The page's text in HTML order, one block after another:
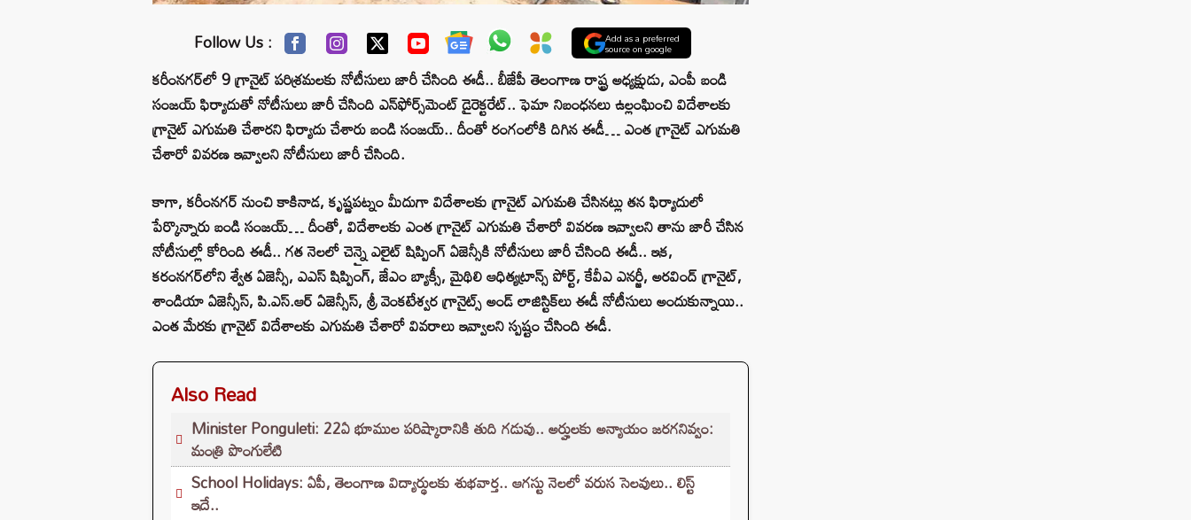
Follow Us : Add as a preferred
source on google
కరీంనగర్‌లో 9 గ్రానైట్‌ పరిశ్రమలకు నోటీసులు జారీ చేసింది ఈడీ.. బీజేపీ తెలంగాణ రాష్ట్ర అధ్యక్షుడు, ఎంపీ బండి
సంజయ్‌ ఫిర్యాదుతో నోటీసులు జారీ చేసింది ఎన్‌ఫోర్స్‌మెంట్‌ డైరెక్టరేట్.. ఫెమా నిబంధనలు ఉల్లంఘించి విదేశాలకు
గ్రానైట్‌ ఎగుమతి చేశారని ఫిర్యాదు చేశారు బండి సంజయ్‌.. దీంతో రంగంలోకి దిగిన ఈడీ… ఎంత గ్రానైట్‌ ఎగుమతి
చేశారో వివరణ ఇవ్వాలని నోటీసులు జారీ చేసింది.
కాగా, కరీంనగర్‌ నుంచి కాకినాడ, కృష్ణపట్నం మీదుగా విదేశాలకు గ్రానైట్‌ ఎగుమతి చేసినట్లు తన ఫిర్యాదులో
పేర్కొన్నారు బండి సంజయ్‌… దీంతో, విదేశాలకు ఎంత గ్రానైట్‌ ఎగుమతి చేశారో వివరణ ఇవ్వాలని తాను జారీ చేసిన
నోటీసుల్లో కోరింది ఈడీ.. గత నెలలో చెన్నై ఎలైట్‌ షిప్పింగ్‌ ఏజెన్సీకి నోటీసులు జారీ చేసింది ఈడీ.. ఇక,
కరంనగర్‌లోని శ్వేత ఏజెన్సీ, ఎఎస్‌ షిప్పింగ్‌, జేఎం బ్యాక్సీ, మైథిలి ఆధిత్యట్రాన్స్‌ పోర్ట్‌, కేవీఎ ఎనర్జీ, అరవింద్‌ గ్రానైట్‌,
శాండియా ఏజెన్సీస్‌, పి.ఎస్‌.ఆర్‌ ఏజెన్సీస్‌, శ్రీ వెంకటేశ్వర గ్రానైట్స్‌ అండ్‌ లాజిస్టిక్‌లు ఈడీ నోటీసులు అందుకున్నాయి..
ఎంత మేరకు గ్రానైట్‌ విదేశాలకు ఎగుమతి చేశారో వివరాలు ఇవ్వాలని స్పష్టం చేసింది ఈడీ.
Also Read
Minister Ponguleti: 22ఏ భూముల పరిష్కారానికి తుది గడువు.. అర్హులకు అన్యాయం జరగనివ్వం:
మంత్రి పొంగులేటి
School Holidays: ఏపీ, తెలంగాణ విద్యార్థులకు శుభవార్త.. ఆగస్టు నెలలో వరుస సెలవులు.. లిస్ట్
ఇదే..